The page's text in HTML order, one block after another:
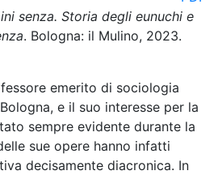
senza. Storia degli eunuchi e
. Bologna: il Mulino, 2023.
emerito di sociologia
e il suo interesse per la
sempre evidente durante la
sue opere hanno infatti
decisamente diacronica. In